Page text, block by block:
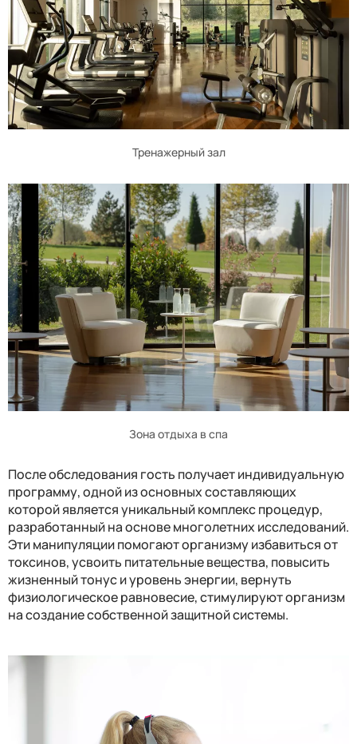
Тренажерный зал
Зона отдыха в спа
После обследования гость получает индивидуальную
программу, одной из основных составляющих
которой является уникальный комплекс процедур,
разработанный на основе многолетних исследований.
Эти манипуляции помогают организму избавиться от
токсинов, усвоить питательные вещества, повысить
жизненный тонус и уровень энергии, вернуть
физиологическое равновесие, стимулируют организм
на создание собственной защитной системы.